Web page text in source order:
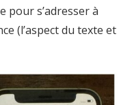
pour s’adresser à
(l’aspect du texte et